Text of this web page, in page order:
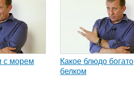
с морем
Какое блюдо богато
белком